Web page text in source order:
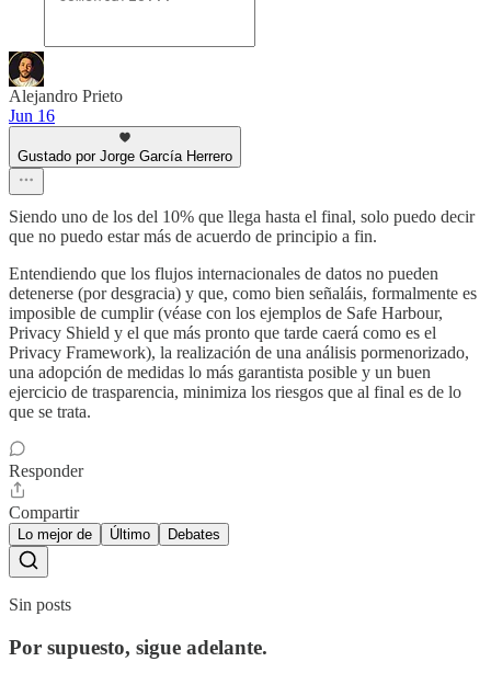
Alejandro Prieto
Jun 16
Gustado por Jorge García Herrero
Siendo uno de los del 10% que llega hasta el final, solo puedo decir
que no puedo estar más de acuerdo de principio a fin.
Entendiendo que los flujos internacionales de datos no pueden
detenerse (por desgracia) y que, como bien señaláis, formalmente es
imposible de cumplir (véase con los ejemplos de Safe Harbour,
Privacy Shield y el que más pronto que tarde caerá como es el
Privacy Framework), la realización de una análisis pormenorizado,
una adopción de medidas lo más garantista posible y un buen
ejercicio de trasparencia, minimiza los riesgos que al final es de lo
que se trata.
Responder
Compartir
Lo mejor de Último Debates
Sin posts
Por supuesto, sigue adelante.